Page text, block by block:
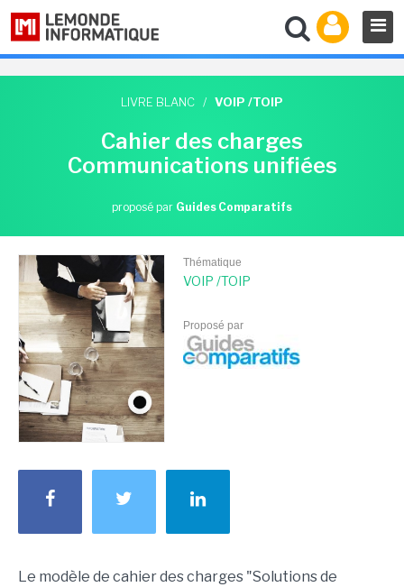
LIVRE BLANC / VOIP /TOIP
Cahier des charges
Communications unifiées
proposé par Guides Comparatifs
Thématique
VOIP /TOIP
Proposé par
Le modèle de cahier des charges "Solutions de